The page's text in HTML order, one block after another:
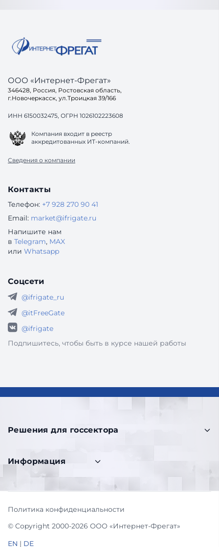
ООО «Интернет-Фрегат»
346428, Россия, Ростовская область,
г.Новочеркасск, ул.Троицкая 39/166
ИНН 6150032475, ОГРН 1026102223608
Компания входит в реестр
аккредитованных ИТ-компаний.
Сведения о компании
Контакты
Телефон: +7 928 270 90 41
Email: market@ifrigate.ru
Напишите нам
в Telegram, MAX
или Whatsapp
Соцсети
@ifrigate_ru
@itFreeGate
@ifrigate
Подпишитесь, чтобы быть в курсе нашей работы
Решения для госсектора
Информация
© Copyright 2000-2026 ООО «Интернет-Фрегат»
EN | DE
Политика конфиденциальности